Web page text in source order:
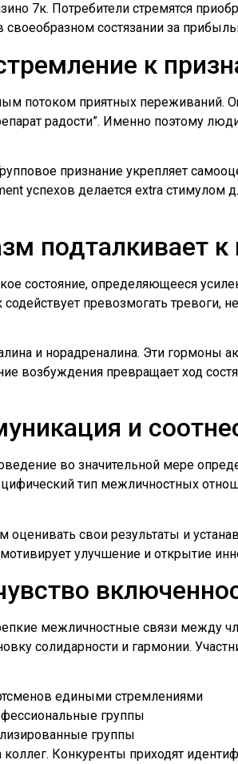
7к. Потребители стремятся
состязании за
к
потоком приятных переживаний.
радости”. Именно поэтому
признание укрепляет
успехов делается extra
подталкивает к
состояние, определяющееся
превозмогать тревоги,
и норадреналина. Эти гормоны
возбуждения превращает ход
и
во значительной мере
тип межличностных
свои результаты и
улучшение и открытие
межличностные связи между
солидарности и гармонии.
едиными стремлениями
группы
группы
Конкуренты приходят